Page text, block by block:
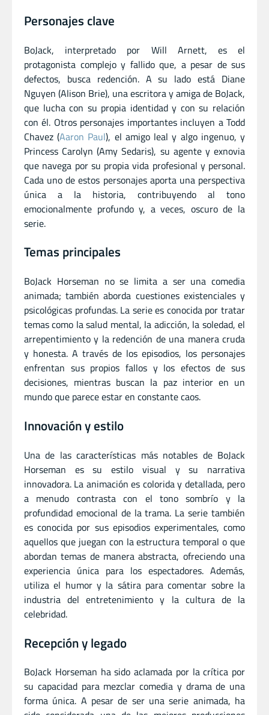
Personajes clave
BoJack, interpretado por Will Arnett, es el
protagonista complejo y fallido que, a pesar de sus
defectos, busca redención. A su lado está Diane
Nguyen (Alison Brie), una escritora y amiga de BoJack,
que lucha con su propia identidad y con su relación
con él. Otros personajes importantes incluyen a Todd
Chavez (Aaron Paul), el amigo leal y algo ingenuo, y
Princess Carolyn (Amy Sedaris), su agente y exnovia
que navega por su propia vida profesional y personal.
Cada uno de estos personajes aporta una perspectiva
única a la historia, contribuyendo al tono
emocionalmente profundo y, a veces, oscuro de la
serie.
Temas principales
BoJack Horseman no se limita a ser una comedia
animada; también aborda cuestiones existenciales y
psicológicas profundas. La serie es conocida por tratar
temas como la salud mental, la adicción, la soledad, el
arrepentimiento y la redención de una manera cruda
y honesta. A través de los episodios, los personajes
enfrentan sus propios fallos y los efectos de sus
decisiones, mientras buscan la paz interior en un
mundo que parece estar en constante caos.
Innovación y estilo
Una de las características más notables de BoJack
Horseman es su estilo visual y su narrativa
innovadora. La animación es colorida y detallada, pero
a menudo contrasta con el tono sombrío y la
profundidad emocional de la trama. La serie también
es conocida por sus episodios experimentales, como
aquellos que juegan con la estructura temporal o que
abordan temas de manera abstracta, ofreciendo una
experiencia única para los espectadores. Además,
utiliza el humor y la sátira para comentar sobre la
industria del entretenimiento y la cultura de la
celebridad.
Recepción y legado
BoJack Horseman ha sido aclamada por la crítica por
su capacidad para mezclar comedia y drama de una
forma única. A pesar de ser una serie animada, ha